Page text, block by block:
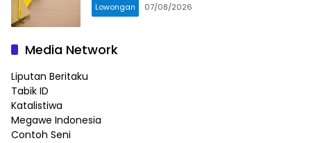
Lowongan 07/08/2026
Media Network
Liputan Beritaku
Tabik ID
Katalistiwa
Megawe Indonesia
Contoh Seni